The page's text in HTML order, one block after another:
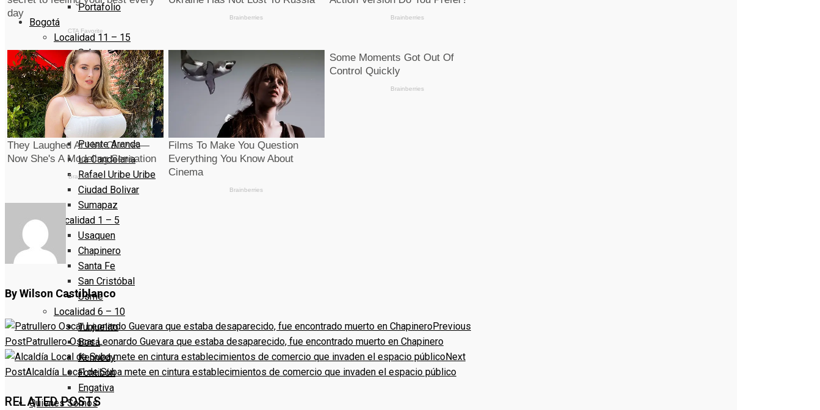
Portafolio
Bogotá
Localidad 11 – 15
Suba
Barrios Unidos
Teusaquillo
Los Mártires
Antonio Nariño
Localidad 16 – 20
Puente Aranda
La Candelaria
Rafael Uribe Uribe
Ciudad Bolivar
Sumapaz
Localidad 1 – 5
Usaquen
Chapinero
Santa Fe
San Cristóbal
Usme
Localidad 6 – 10
Tunjuelito
Bosa
Kennedy
Fontibón
Engativa
Quienes Somos
By Wilson Castiblanco
Previous
PostPatrullero Oscar Leonardo Guevara que estaba desaparecido, fue encontrado muerto en Chapinero
Next
PostAlcaldía Local de Suba mete en cintura establecimientos de comercio que invaden el espacio público
RELATED POSTS